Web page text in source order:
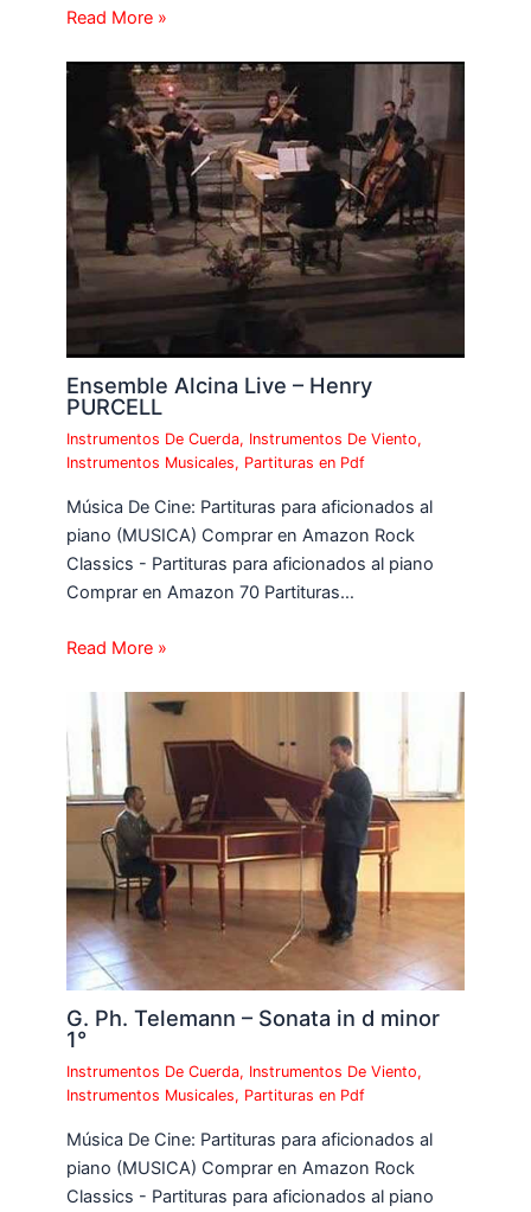
Read More »
Ensemble Alcina Live – Henry
PURCELL
Instrumentos De Cuerda, Instrumentos De Viento,
Instrumentos Musicales, Partituras en Pdf
Música De Cine: Partituras para aficionados al
piano (MUSICA) Comprar en Amazon Rock
Classics - Partituras para aficionados al piano
Comprar en Amazon 70 Partituras…
Read More »
G. Ph. Telemann – Sonata in d minor
1°
Instrumentos De Cuerda, Instrumentos De Viento,
Instrumentos Musicales, Partituras en Pdf
Música De Cine: Partituras para aficionados al
piano (MUSICA) Comprar en Amazon Rock
Classics - Partituras para aficionados al piano